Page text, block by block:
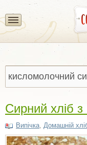
Сирний хліб з
Випічка, Домашній